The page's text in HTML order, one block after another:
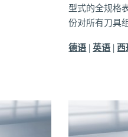
型式的全规格
份对所有刀具
德语 |英语 | 西